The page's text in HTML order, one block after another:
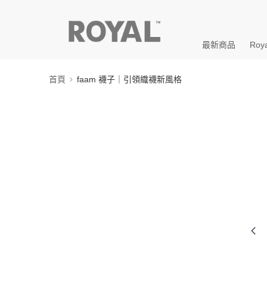
最新商品
首頁 faam 襪子｜引領織襪新風格